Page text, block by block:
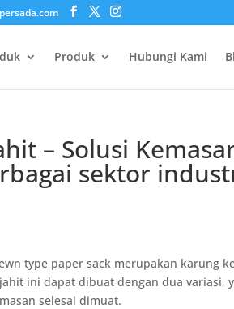
Produk Hubungi Kami
– Solusi
sektor
type paper sack merupakan karung
ini dapat dibuat dengan dua variasi,
selesai dimuat.